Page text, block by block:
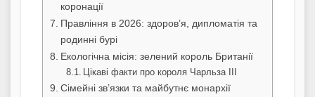
коронації
Правління в 2026: здоров’я, дипломатія та
родинні бурі
Екологічна місія: зелений король Британії
Цікаві факти про короля Чарльза III
Сімейні зв’язки та майбутнє монархії